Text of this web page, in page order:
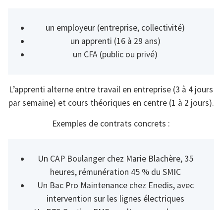
un employeur (entreprise, collectivité)
un apprenti (16 à 29 ans)
un CFA (public ou privé)
L’apprenti alterne entre travail en entreprise (3 à 4 jours
par semaine) et cours théoriques en centre (1 à 2 jours).
Exemples de contrats concrets :
Un CAP Boulanger chez Marie Blachère, 35
heures, rémunération 45 % du SMIC
Un Bac Pro Maintenance chez Enedis, avec
intervention sur les lignes électriques